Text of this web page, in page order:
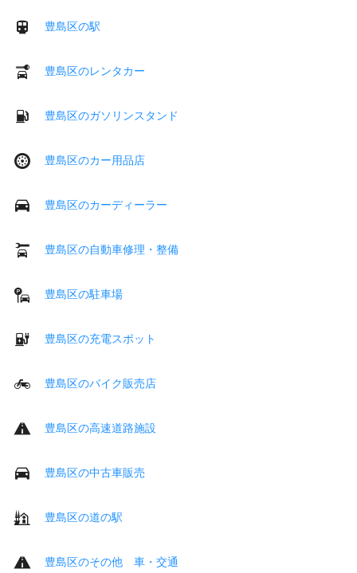
豊島区の駅
豊島区のレンタカー
豊島区のガソリンスタンド
豊島区のカー用品店
豊島区のカーディーラー
豊島区の自動車修理・整備
豊島区の駐車場
豊島区の充電スポット
豊島区のバイク販売店
豊島区の高速道路施設
豊島区の中古車販売
豊島区の道の駅
豊島区のその他 車・交通